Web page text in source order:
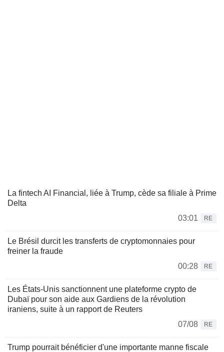
La fintech AI Financial, liée à Trump, cède sa filiale à Prime
Delta
03:01
RE
Le Brésil durcit les transferts de cryptomonnaies pour
freiner la fraude
00:28
RE
Les États-Unis sanctionnent une plateforme crypto de
Dubaï pour son aide aux Gardiens de la révolution
iraniens, suite à un rapport de Reuters
07/08
RE
Trump pourrait bénéficier d'une importante manne fiscale